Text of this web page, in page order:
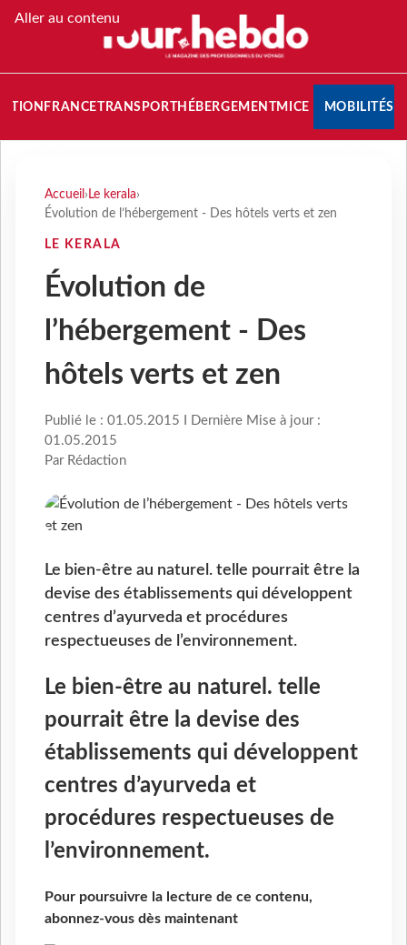
Aller au contenu
FRANCETRANSPORT HÉBERGEMENTMICE MOBILITÉS
Accueil › Le kerala›
Évolution de l’hébergement - Des hôtels verts et zen
LE KERALA
Évolution de
l’hébergement - Des
hôtels verts et zen
Publié le : 01.05.2015 I Dernière Mise à jour :
01.05.2015
Par Rédaction
Le bien-être au naturel. telle pourrait être la
devise des établissements qui développent
centres d’ayurveda et procédures
respectueuses de l’environnement.
Le bien-être au naturel. telle
pourrait être la devise des
établissements qui développent
centres d’ayurveda et
procédures respectueuses de
l’environnement.
Pour poursuivre la lecture de ce contenu,
abonnez-vous dès maintenant